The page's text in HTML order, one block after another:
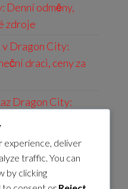
Denní odměny,
zdroje
v Dragon City:
draci, ceny za
Dragon City:
Denní úkoly,
na omezenou
experience, deliver
traffic. You can
by clicking